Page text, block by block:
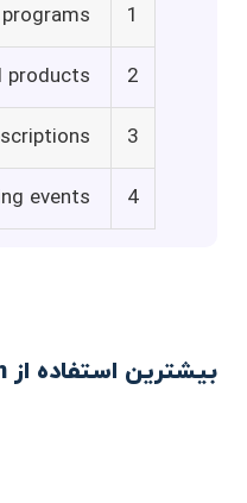
1
2
products
3
4
events
بیشترین استفاده از plugandpay.com